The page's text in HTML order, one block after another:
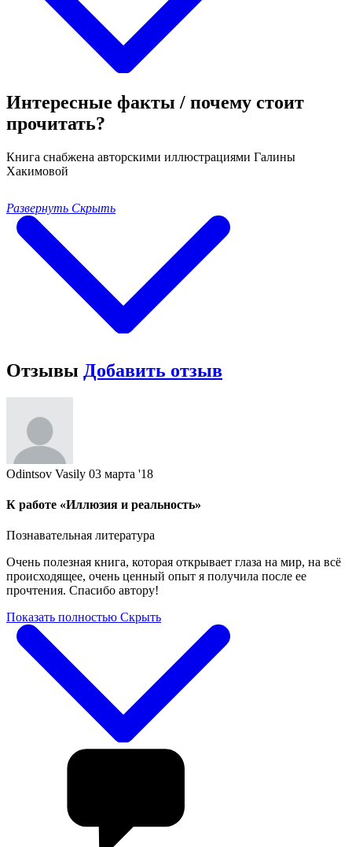
Интересные факты / почему стоит
прочитать?
Книга снабжена авторскими иллюстрациями Галины
Хакимовой
Развернуть Скрыть
Отзывы Добавить отзыв
Odintsov Vasily 03 марта '18
К работе «Иллюзия и реальность»
Познавательная литература
Очень полезная книга, которая открывает глаза на мир, на всё
происходящее, очень ценный опыт я получила после ее
прочтения. Спасибо автору!
Показать полностью Скрыть